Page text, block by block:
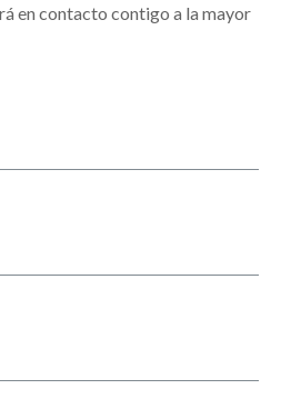
en contacto contigo a la mayor